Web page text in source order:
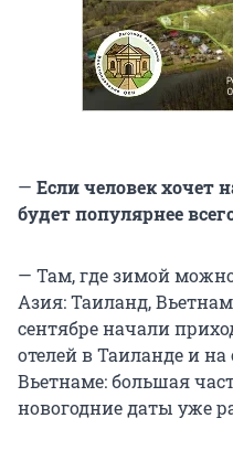
— Если человек хочет
будет популярнее
— Там, где зимой
Азия: Таиланд,
сентябре начали
отелей в Таиланде и
Вьетнаме: большая
новогодние даты уже